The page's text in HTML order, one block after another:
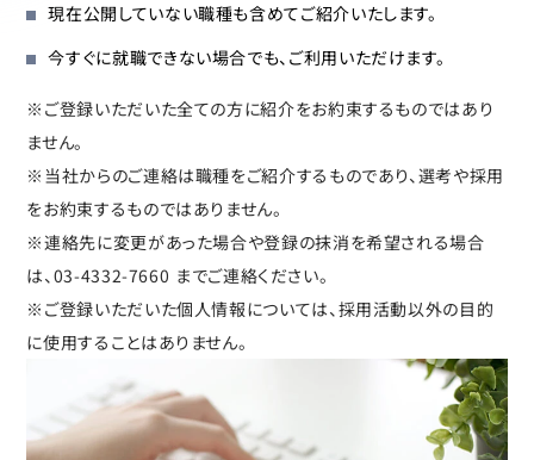
現在公開していない職種も含めてご紹介いたします。
今すぐに就職できない場合でも、ご利用いただけます。
※ご登録いただいた全ての方に紹介をお約束するものではあり
ません。
※当社からのご連絡は職種をご紹介するものであり、選考や採用
をお約束するものではありません。
※連絡先に変更があった場合や登録の抹消を希望される場合
は、03-4332-7660 までご連絡ください。
※ご登録いただいた個人情報については、採用活動以外の目的
に使用することはありません。